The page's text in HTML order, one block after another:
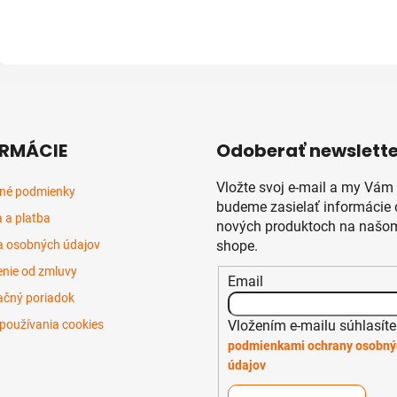
podmienky
a platba
osobných údajov
od zmluvy
poriadok
cookies
Odoberať
Vložte svoj e-mail a my Vám
budeme zasielať informácie
nových produktoch na
shope.
Email
Vložením e-mailu
podmienkami ochrany
údajov